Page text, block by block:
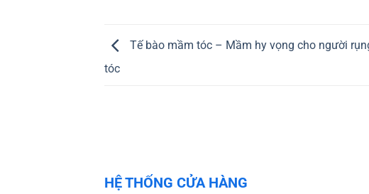
Tế bào mầm tóc – Mầm hy vọng cho người
tóc
HỆ THỐNG CỬA HÀNG